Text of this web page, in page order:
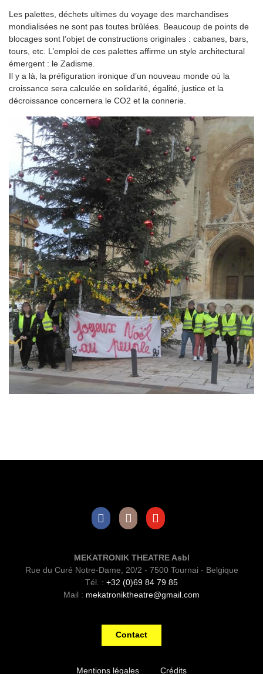
Les palettes, déchets ultimes du voyage des marchandises
mondialisées ne sont pas toutes brûlées. Beaucoup de points de
blocages sont l’objet de constructions originales : cabanes, bars,
tours, etc. L’emploi de ces palettes affirme un style architectural
émergent : le Zadisme.
Il y a là, la préfiguration ironique d’un nouveau monde où la
croissance sera calculée en solidarité, égalité, justice et la
décroissance concernera le CO2 et la connerie.
MEKATRONIK THEATRE Asbl
Rue du Curé Notre-Dame, 20/2 - 7500 Tournai - Belgique
Tél. : +32 (0)69 84 79 85
Mail : mekatroniktheatre@gmail.com
Contact
Mentions légales Crédits